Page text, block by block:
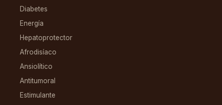
Diabetes
Energía
Hepatoprotector
Afrodisíaco
Ansiolítico
Antitumoral
Estimulante